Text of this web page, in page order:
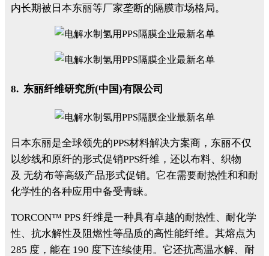
内长期被日本东丽等厂家垄断的隔膜市场格局。
8. 东丽纤维研究所(中国)有限公司
日本东丽是全球领先的PPS材料解决方案商，东丽不仅
以纱线和原纤的形式促销PPS纤维，还以布料、织物
及 无纺布等高级产品形式促销。它在需要耐热性和和耐
化学性的各种应用中备受青睐。
TORCON™ PPS 纤维是一种具有卓越的耐热性、耐化学
性、抗水解性及阻燃性等品质的高性能纤维。其熔点为
285 度，能在 190 度下连续使用。它还抗高温水解、耐